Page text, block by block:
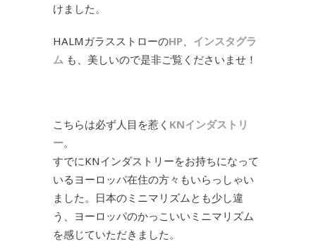
けました。
HALMガラスストローのHP
インスタグラ
ム も、美しいので是非ご覧くださいませ！
こちらは必ず人目を惹く KNインダストリ
ー。
すでにKNインダストリーをお持ちになって
いるヨーロッパ在住の方々もいらっしゃい
ました。日本のミニマリズムとも少し違
う、ヨーロッパのかっこいいミニマリズム
を感じていただきました。